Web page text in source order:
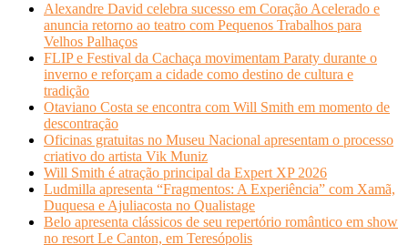
Alexandre David celebra sucesso em Coração Acelerado e
anuncia retorno ao teatro com Pequenos Trabalhos para
Velhos Palhaços
FLIP e Festival da Cachaça movimentam Paraty durante o
inverno e reforçam a cidade como destino de cultura e
tradição
Otaviano Costa se encontra com Will Smith em momento de
descontração
Oficinas gratuitas no Museu Nacional apresentam o processo
criativo do artista Vik Muniz
Will Smith é atração principal da Expert XP 2026
Ludmilla apresenta “Fragmentos: A Experiência” com Xamã,
Duquesa e Ajuliacosta no Qualistage
Belo apresenta clássicos de seu repertório romântico em show
no resort Le Canton, em Teresópolis